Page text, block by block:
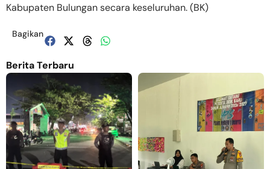
Kabupaten Bulungan secara keseluruhan. (BK)
Bagikan
Berita Terbaru